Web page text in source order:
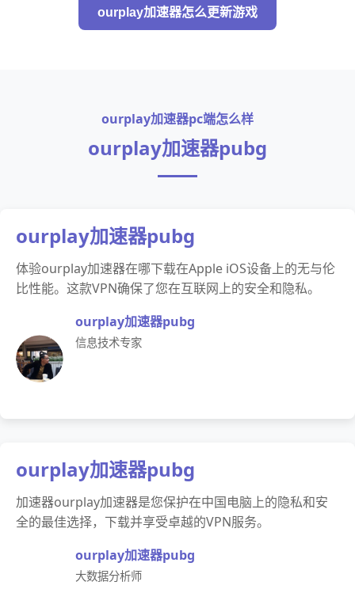
ourplay加速器怎么更新游戏
ourplay加速器pc端怎么样
ourplay加速器pubg
ourplay加速器pubg
体验ourplay加速器在哪下载在Apple iOS设备上的无与伦
比性能。这款VPN确保了您在互联网上的安全和隐私。
ourplay加速器pubg
信息技术专家
ourplay加速器pubg
加速器ourplay加速器是您保护在中国电脑上的隐私和安
全的最佳选择，下载并享受卓越的VPN服务。
ourplay加速器pubg
大数据分析师